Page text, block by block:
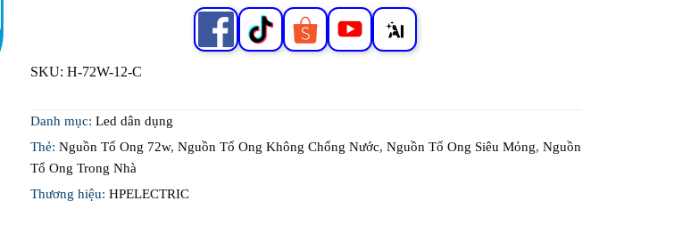
SKU: H-72W-12-C
Danh mục: Led dân dụng
Thẻ: Nguồn Tổ Ong 72w, Nguồn Tổ Ong Không Chống Nước, Nguồn Tổ Ong Siêu Mỏng, Nguồn
Tổ Ong Trong Nhà
Thương hiệu: HPELECTRIC